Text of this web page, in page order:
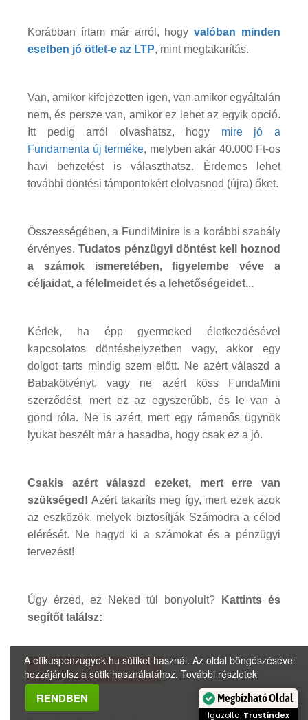
Korábban írtam már arról, hogyvalóban minden
esetben jó ötlet-e az LTP, mint megtakarítás.
Van, amikor kifejezetten igen, van amikor egyáltalán
nem, és persze van, amikor ez lehet az egyik opció.
Itt pedig arról olvashatsz, hogy mire jó a
Fundamenta új terméke, melyben akár 40.000 Ft-os
havi befizetést is választhatsz. Érdemes lehet
további döntési támpontokért elolvasnod (újra) őket.
Összességében, a FundiMinire is a korábbi szabály
érvényes. Tudatos pénzügyi döntést kell hoznod
a számok ismeretében, figyelembe véve a
céljaidat, a félelmeidet és a lehetőségeidet...
Kérlek, ha épp gyermeked életkezdésével
kapcsolatos döntéshelyzetben vagy, akkor egy
dolgot tarts mindig szem előtt. Ne azért válaszd a
Babakötvényt, vagy ne azért köss FundaMini
szerződést, mert ez az egyszerűbb, és le van a
gond róla. Ne is azért, mert egy rámenős ügynök
lyukat beszélt már a hasadba, hogy csak ez a jó.
Csakis azért válaszd ezeket, mert erre van
szükséged! Azért takaríts meg így, mert ezek azok
az eszközök, melyek biztosítják Számodra a célod
elérését. Ne hagyd ki a számokat és a pénzügyi
tervezést!
Úgy érzed, ez Neked túl bonyolult?
Kattints és
segítőt találsz:
Tanácsadót választok
A etikuspenzugyek.hu sütiket használ. Az oldal böngészésével
hozzájárulsz a sütik használatához. További részletek
RENDBEN Megbízható Oldal
Igazolta: Trustindex